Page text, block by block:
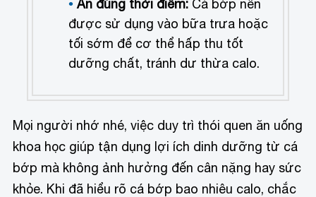
Ăn đúng thời điểm: Cá bớp nên
được sử dụng vào bữa trưa hoặc
tối sớm để cơ thể hấp thu tốt
dưỡng chất, tránh dư thừa calo.
Mọi người nhớ nhé, việc duy trì thói quen ăn uống
khoa học giúp tận dụng lợi ích dinh dưỡng từ cá
bớp mà không ảnh hưởng đến cân nặng hay sức
khỏe. Khi đã hiểu rõ cá bớp bao nhiêu calo, chắc